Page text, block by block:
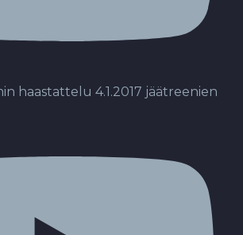
haastattelu 4.1.2017 jäätreenien